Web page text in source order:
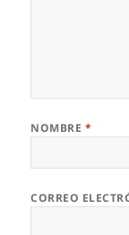
NOMBRE *
CORREO